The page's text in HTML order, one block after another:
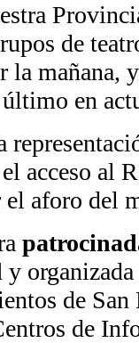
de
la mañana,
en
acceso al
el aforo del
y
de
de